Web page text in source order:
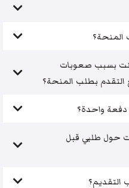
المنحة؟
بسبب صعوبات
التقدم بطلب المنحة؟
دفعة واحدة؟
حول طلبي قبل
التقديم؟